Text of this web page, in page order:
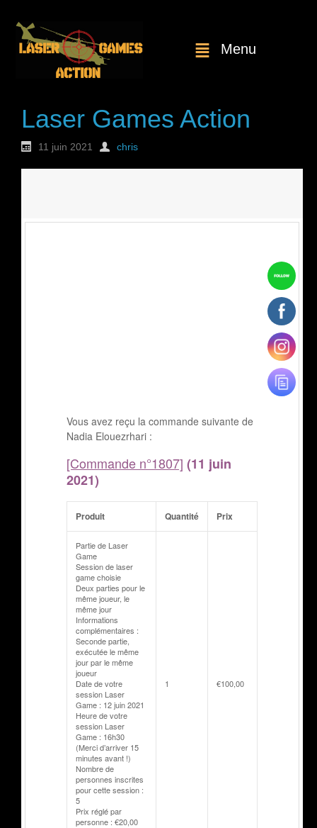
Menu
Laser Games Action
11 juin 2021 chris
Vous avez reçu la commande suivante de
Nadia Elouezrhari :
[Commande n°1807] (11 juin
2021)
Produit Quantité Prix
Partie de Laser
Game
Session de laser
game choisie
Deux parties pour le
même joueur, le
même jour
Informations
complémentaires :
Seconde partie,
exécutée le même
jour par le même
joueur
Date de votre
session Laser
Game : 12 juin 2021
Heure de votre
session Laser
Game : 16h30
(Merci d’arriver 15
minutes avant !)
Nombre de
personnes inscrites
pour cette session :
5
Prix réglé par
personne : €20,00
1 €100,00